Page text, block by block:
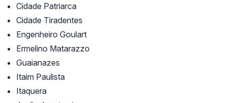
Cidade Patriarca
Cidade Tiradentes
Engenheiro Goulart
Ermelino Matarazzo
Guaianazes
Itaim Paulista
Itaquera